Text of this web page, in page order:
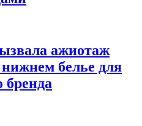
ажиотаж
белье для
бренда